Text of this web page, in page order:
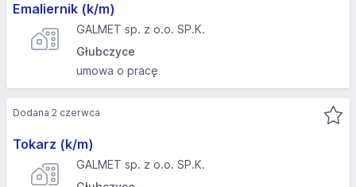
Emaliernik (k/m)
GALMET sp. z o.o. SP.K.
Głubczyce
umowa o pracę
Tokarz (k/m)
GALMET sp. z o.o. SP.K.
Dodana 2 czerwca